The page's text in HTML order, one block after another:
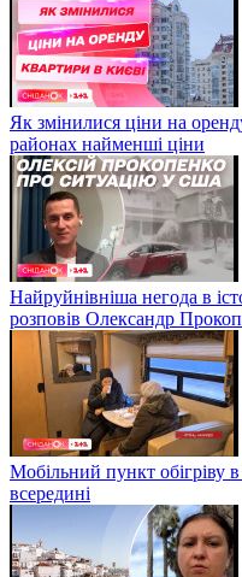
Як змінилися ціни на
районах найменші ціни
Найруйнівніша негода в
розповів Олександр
Мобільний пункт обігріву
всередині